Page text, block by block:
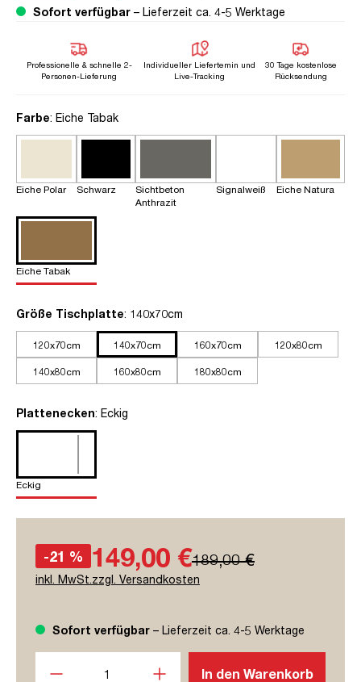
Sofort verfügbar – Lieferzeit ca. 4-5 Werktage
Professionelle & schnelle 2-
Personen-Lieferung
Individueller Liefertemin und
Live-Tracking
30 Tage kostenlose
Rücksendung
Farbeauswählen
: Eiche Tabak
Eiche Polar Schwarz
Sichtbeton
Anthrazit
Signalweiß Eiche Natura
Eiche Tabak
Größe Tischplatteauswählen
: 140x70cm
120x70cm 140x70cm 160x70cm 120x80cm
140x80cm 160x80cm 180x80cm
Platteneckenauswählen
: Eckig
Eckig
-21 % 149,00 €189,00 €
inkl. MwSt.zzgl. Versandkosten
Sofort verfügbar – Lieferzeit ca. 4-5 Werktage
In den Warenkorb